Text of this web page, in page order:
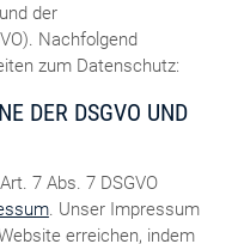
der
Nachfolgend
zum Datenschutz:
DER DSGVO UND
7 Abs. 7 DSGVO
. Unser Impressum
erreichen, indem